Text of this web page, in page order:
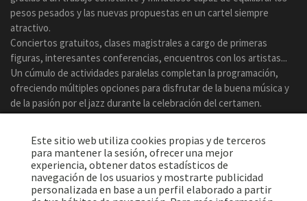
pesos pesados y las nuevas propuestas en un cartel siempre
atractivo.
Conciertos gratuitos, clases magistrales a cargo de primeras
figuras, interesantes conferencias, encuentros con los artistas...
Un cúmulo de actividades paralelas completan la programación,
ofreciendo múltiples opciones para disfrutar de la buena música y
de la pasión por el jazz durante la celebración del certamen.
Este sitio web utiliza cookies propias y de terceros
para mantener la sesión, ofrecer una mejor
experiencia, obtener datos estadísticos de
navegación de los usuarios y mostrarte publicidad
personalizada en base a un perfil elaborado a partir